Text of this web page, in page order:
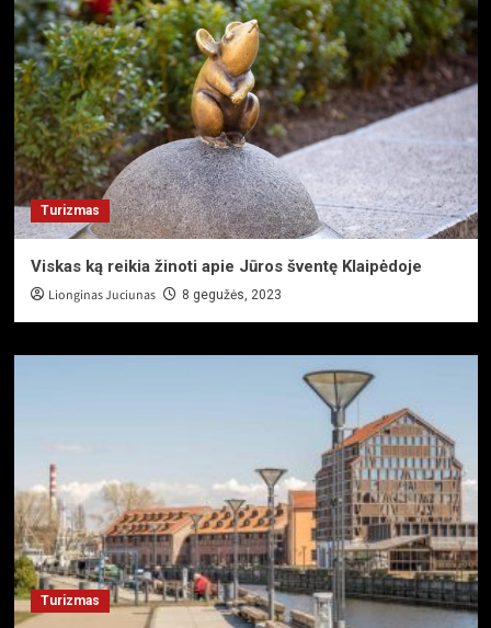
Turizmas
Viskas ką reikia žinoti apie Jūros šventę Klaipėdoje
Lionginas Juciunas 8 gegužės, 2023
Turizmas